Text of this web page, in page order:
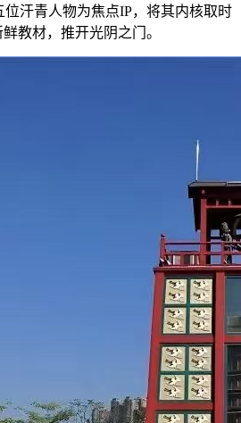
汗青人物为焦点IP，将其内核取时
教材，推开光阴之门。